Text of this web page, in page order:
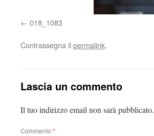
018_1083
Contrassegna il permalink.
Lascia un commento
Il tuo indirizzo email non sarà pubblicato.
Commento *